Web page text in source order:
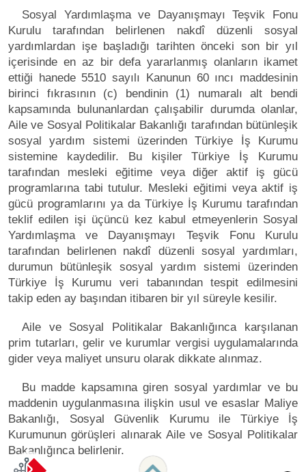
Sosyal Yardımlaşma ve Dayanışmayı Teşvik Fonu
Kurulu tarafından belirlenen nakdî düzenli sosyal
yardımlardan işe başladığı tarihten önceki son bir yıl
içerisinde en az bir defa yararlanmış olanların ikamet
ettiği hanede 5510 sayılı Kanunun 60 ıncı maddesinin
birinci fıkrasının (c) bendinin (1) numaralı alt bendi
kapsamında bulunanlardan çalışabilir durumda olanlar,
Aile ve Sosyal Politikalar Bakanlığı tarafından bütünleşik
sosyal yardım sistemi üzerinden Türkiye İş Kurumu
sistemine kaydedilir. Bu kişiler Türkiye İş Kurumu
tarafından mesleki eğitime veya diğer aktif iş gücü
programlarına tabi tutulur. Mesleki eğitimi veya aktif iş
gücü programlarını ya da Türkiye İş Kurumu tarafından
teklif edilen işi üçüncü kez kabul etmeyenlerin Sosyal
Yardımlaşma ve Dayanışmayı Teşvik Fonu Kurulu
tarafından belirlenen nakdî düzenli sosyal yardımları,
durumun bütünleşik sosyal yardım sistemi üzerinden
Türkiye İş Kurumu veri tabanından tespit edilmesini
takip eden ay başından itibaren bir yıl süreyle kesilir.
Aile ve Sosyal Politikalar Bakanlığınca karşılanan
prim tutarları, gelir ve kurumlar vergisi uygulamalarında
gider veya maliyet unsuru olarak dikkate alınmaz.
Bu madde kapsamına giren sosyal yardımlar ve bu
maddenin uygulanmasına ilişkin usul ve esaslar Maliye
Bakanlığı, Sosyal Güvenlik Kurumu ile Türkiye İş
Kurumunun görüşleri alınarak Aile ve Sosyal Politikalar
Bakanlığınca belirlenir.